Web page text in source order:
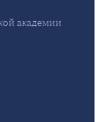
академии